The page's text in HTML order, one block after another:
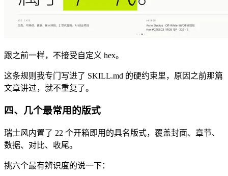
跟之前一样，不接受自定义 hex。
这条规则我专门写进了 SKILL.md 的硬约束里，原因之前那篇
文章讲过，就不重复了。
四、几个最常用的版式
瑞士风内置了 22 个开箱即用的具名版式，覆盖封面、章节、
数据、对比、收尾。
挑六个最有辨识度的说一下：